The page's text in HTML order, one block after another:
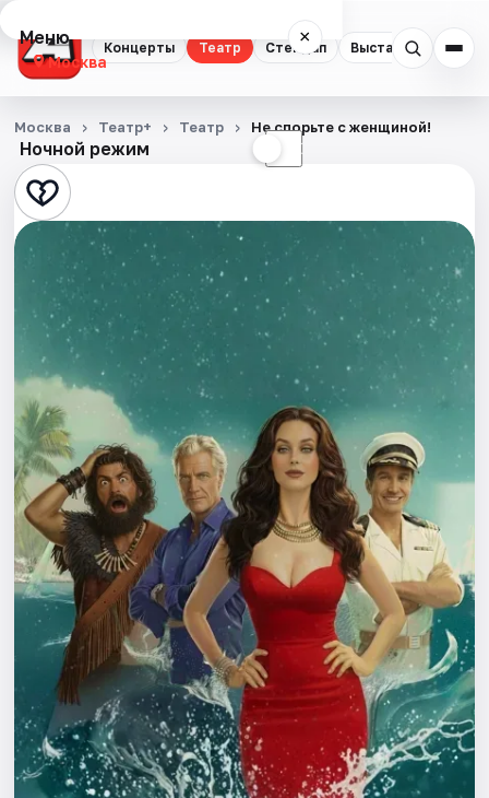
Концерты Театр Стендап Выставки
Меню ×
Москва
Концерты
Театр
Стендап
Выставки
Квесты
Экскурсии
Спорт
События
Города
Площадки
Артисты
Рейтинги
Ночной режим ☾
Москва Театр+ Театр Не спорьте с женщиной!